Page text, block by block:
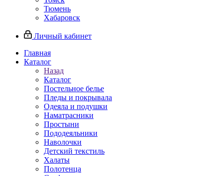
Тюмень
Хабаровск
Личный кабинет
Главная
Каталог
Назад
Каталог
Постельное белье
Пледы и покрывала
Одеяла и подушки
Наматрасники
Простыни
Пододеяльники
Наволочки
Детский текстиль
Халаты
Полотенца